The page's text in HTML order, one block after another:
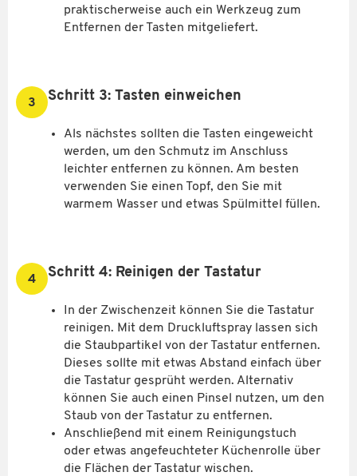
praktischerweise auch ein Werkzeug zum
Entfernen der Tasten mitgeliefert.
3 Schritt 3: Tasten einweichen
Als nächstes sollten die Tasten eingeweicht
werden, um den Schmutz im Anschluss
leichter entfernen zu können. Am besten
verwenden Sie einen Topf, den Sie mit
warmem Wasser und etwas Spülmittel füllen.
4 Schritt 4: Reinigen der Tastatur
In der Zwischenzeit können Sie die Tastatur
reinigen. Mit dem Druckluftspray lassen sich
die Staubpartikel von der Tastatur entfernen.
Dieses sollte mit etwas Abstand einfach über
die Tastatur gesprüht werden. Alternativ
können Sie auch einen Pinsel nutzen, um den
Staub von der Tastatur zu entfernen.
Anschließend mit einem Reinigungstuch
oder etwas angefeuchteter Küchenrolle über
die Flächen der Tastatur wischen.